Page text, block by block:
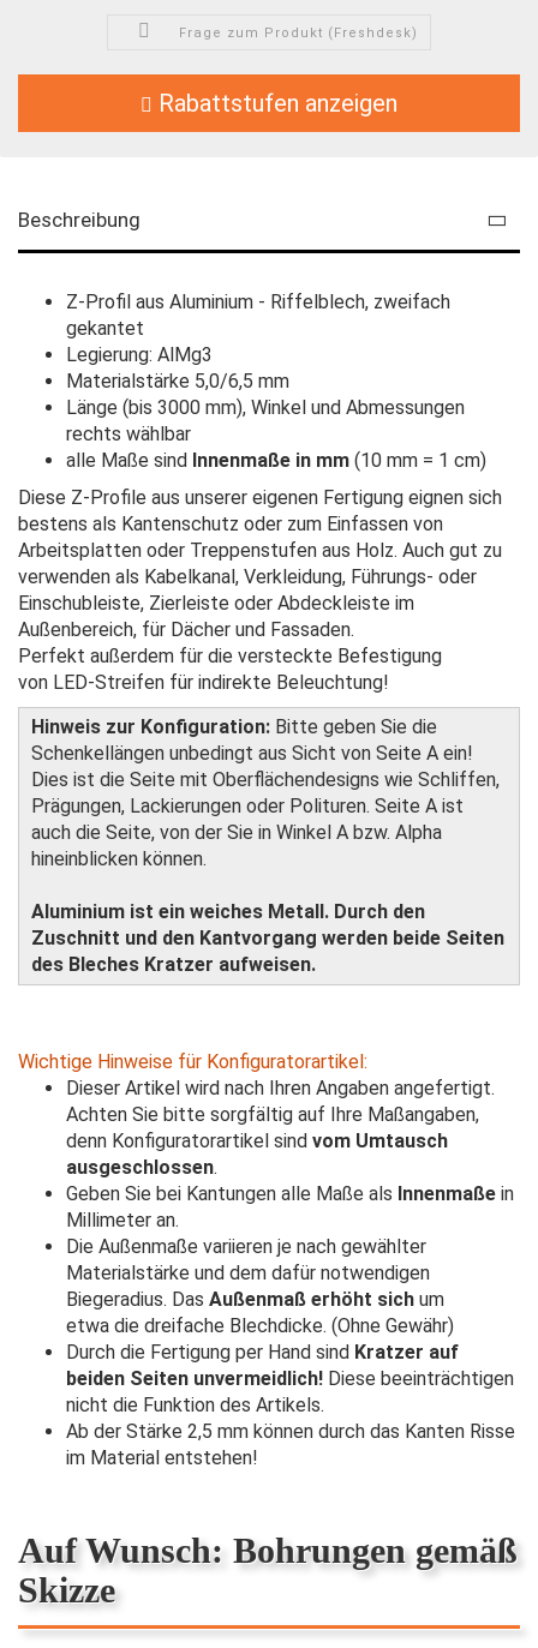
Frage zum Produkt (Freshdesk)
Rabattstufen anzeigen
Beschreibung
Z-Profil aus Aluminium - Riffelblech, zweifach
gekantet
Legierung: AlMg3
Materialstärke 5,0/6,5 mm
Länge (bis 3000 mm), Winkel und Abmessungen
rechts wählbar
alle Maße sind Innenmaße in mm (10 mm = 1 cm)
Diese Z-Profile aus unserer eigenen Fertigung eignen sich
bestens als Kantenschutz oder zum Einfassen von
Arbeitsplatten oder Treppenstufen aus Holz. Auch gut zu
verwenden als Kabelkanal, Verkleidung, Führungs- oder
Einschubleiste, Zierleiste oder Abdeckleiste im
Außenbereich, für Dächer und Fassaden.
Perfekt außerdem für die versteckte Befestigung
von LED-Streifen für indirekte Beleuchtung!
Hinweis zur Konfiguration: Bitte geben Sie die
Schenkellängen unbedingt aus Sicht von Seite A ein!
Dies ist die Seite mit Oberflächendesigns wie Schliffen,
Prägungen, Lackierungen oder Polituren. Seite A ist
auch die Seite, von der Sie in Winkel A bzw. Alpha
hineinblicken können.
Aluminium ist ein weiches Metall. Durch den
Zuschnitt und den Kantvorgang werden beide Seiten
des Bleches Kratzer aufweisen.
Wichtige Hinweise für Konfiguratorartikel:
Dieser Artikel wird nach Ihren Angaben angefertigt.
Achten Sie bitte sorgfältig auf Ihre Maßangaben,
denn Konfiguratorartikel sind vom Umtausch
ausgeschlossen.
Geben Sie bei Kantungen alle Maße als Innenmaße in
Millimeter an.
Die Außenmaße variieren je nach gewählter
Materialstärke und dem dafür notwendigen
Biegeradius. Das Außenmaß erhöht sich um
etwa die dreifache Blechdicke. (Ohne Gewähr)
Durch die Fertigung per Hand sind Kratzer auf
beiden Seiten unvermeidlich! Diese beeinträchtigen
nicht die Funktion des Artikels.
Ab der Stärke 2,5 mm können durch das Kanten Risse
im Material entstehen!
Auf Wunsch: Bohrungen gemäß
Skizze